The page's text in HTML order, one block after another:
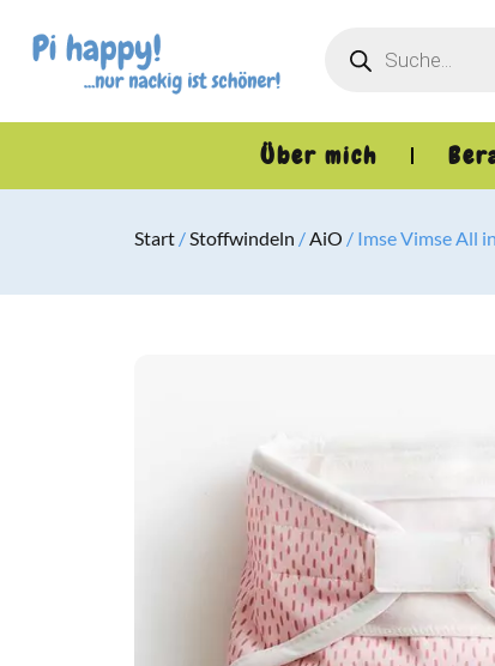
Über mich
Start /Stoffwindeln /AiO / Imse Vimse All